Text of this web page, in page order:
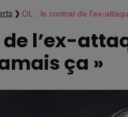
❯ OL : le contrat de l’ex-
de l’ex-
ça »